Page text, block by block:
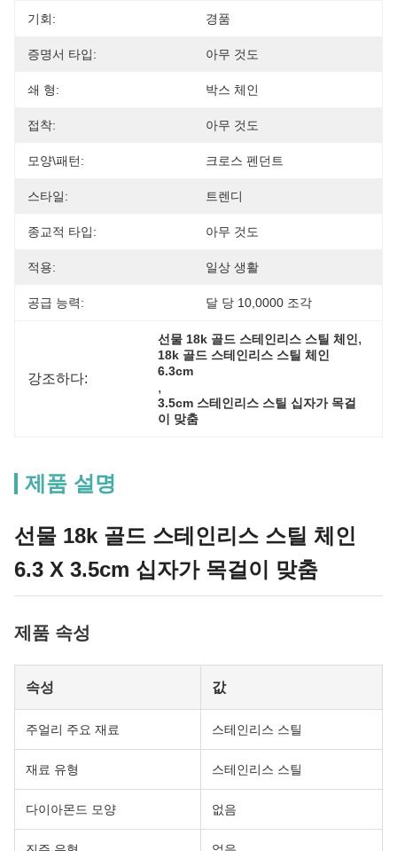
기회: 경품
증명서 타입: 아무 것도
쇄 형: 박스 체인
접착: 아무 것도
모양\패턴: 크로스 펜던트
스타일: 트렌디
종교적 타입: 아무 것도
적용: 일상 생활
공급 능력: 달 당 10,0000 조각
강조하다:
선물 18k 골드 스테인리스 스틸 체인 ,
18k 골드 스테인리스 스틸 체인
6.3cm
,
3.5cm 스테인리스 스틸 십자가 목걸
이 맞춤
제품 설명
선물 18k 골드 스테인리스 스틸 체인
6.3 X 3.5cm 십자가 목걸이 맞춤
제품 속성
속성 값
주얼리 주요 재료 스테인리스 스틸
재료 유형 스테인리스 스틸
다이아몬드 모양 없음